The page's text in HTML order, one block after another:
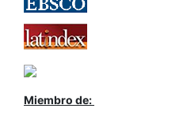
Miembro de: